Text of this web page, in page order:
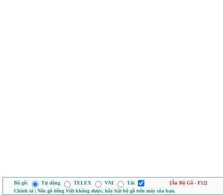
Bộ gõ: Tự động TELEX VNI Tắt
[Ẩn Bộ Gõ - F12]
Chính tả | Nếu gõ tiếng Việt không được, hãy bật bộ gõ trên máy của bạn.